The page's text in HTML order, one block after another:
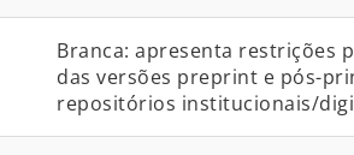
Branca: apresenta restrições
das versões preprint e pós-
repositórios institucionais/